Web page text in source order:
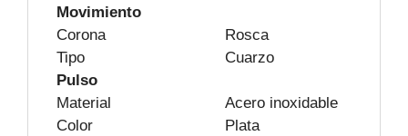
Movimiento
Corona
Rosca
Tipo
Cuarzo
Pulso
Material
Acero inoxidable
Color
Plata